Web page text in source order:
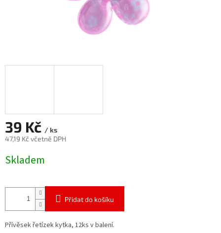
39 Kč / ks
47,19 Kč včetně DPH
cena:
Skladem
Přidat do košíku
Přívěsek řetízek kytka, 12ks v balení.